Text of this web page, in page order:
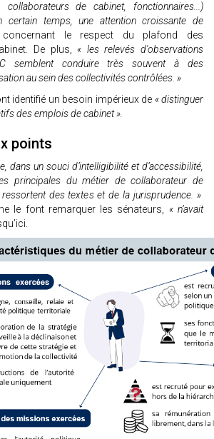
de cabinet, fonctionnaires...)
certain temps, une attention croissante de
concernant le respect du plafond des
De plus, « les relevés d'observations
semblent conduire très souvent à des
au sein des collectivités contrôlées. »
identifié un besoin impérieux de « distinguer
des emplois de cabinet ».
points
dans un souci d’intelligibilité et d’accessibilité,
principales du métier de collaborateur de
ressortent des textes et de la jurisprudence. »
le font remarquer les sénateurs, « n’avait